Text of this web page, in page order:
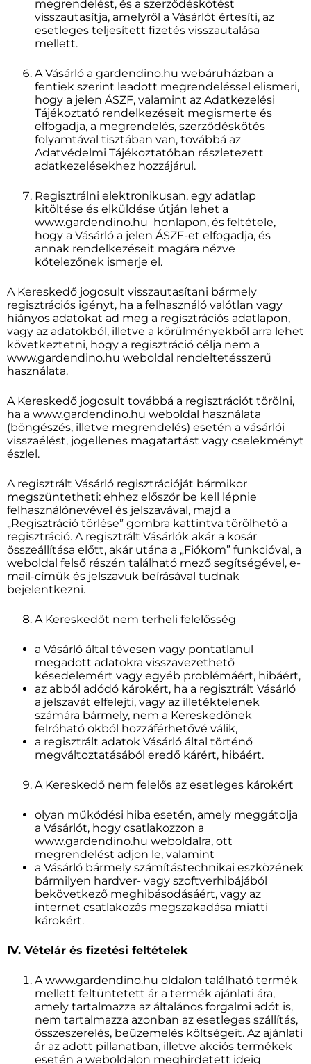
megrendelést, és a szerződéskötést
visszautasítja, amelyről a Vásárlót értesíti, az
esetleges teljesített fizetés visszautalása
mellett.
A Vásárló a gardendino.hu webáruházban a
fentiek szerint leadott megrendeléssel elismeri,
hogy a jelen ÁSZF, valamint az Adatkezelési
Tájékoztató rendelkezéseit megismerte és
elfogadja, a megrendelés, szerződéskötés
folyamtával tisztában van, továbbá az
Adatvédelmi Tájékoztatóban részletezett
adatkezelésekhez hozzájárul.
Regisztrálni elektronikusan, egy adatlap
kitöltése és elküldése útján lehet a
www.gardendino.hu honlapon, és feltétele,
hogy a Vásárló a jelen ÁSZF-et elfogadja, és
annak rendelkezéseit magára nézve
kötelezőnek ismerje el.
A Kereskedő jogosult visszautasítani bármely
regisztrációs igényt, ha a felhasználó valótlan vagy
hiányos adatokat ad meg a regisztrációs adatlapon,
vagy az adatokból, illetve a körülményekből arra lehet
következtetni, hogy a regisztráció célja nem a
www.gardendino.hu weboldal rendeltetésszerű
használata.
A Kereskedő jogosult továbbá a regisztrációt törölni,
ha a www.gardendino.hu weboldal használata
(böngészés, illetve megrendelés) esetén a vásárlói
visszaélést, jogellenes magatartást vagy cselekményt
észlel.
A regisztrált Vásárló regisztrációját bármikor
megszüntetheti: ehhez először be kell lépnie
felhasználónevével és jelszavával, majd a
„Regisztráció törlése” gombra kattintva törölhető a
regisztráció. A regisztrált Vásárlók akár a kosár
összeállítása előtt, akár utána a „Fiókom” funkcióval, a
weboldal felső részén található mező segítségével, e-
mail-címük és jelszavuk beírásával tudnak
bejelentkezni.
A Kereskedőt nem terheli felelősség
a Vásárló által tévesen vagy pontatlanul
megadott adatokra visszavezethető
késedelemért vagy egyéb problémáért, hibáért,
az abból adódó károkért, ha a regisztrált Vásárló
a jelszavát elfelejti, vagy az illetéktelenek
számára bármely, nem a Kereskedőnek
felróható okból hozzáférhetővé válik,
a regisztrált adatok Vásárló által történő
megváltoztatásából eredő kárért, hibáért.
A Kereskedő nem felelős az esetleges károkért
olyan működési hiba esetén, amely meggátolja
a Vásárlót, hogy csatlakozzon a
www.gardendino.hu weboldalra, ott
megrendelést adjon le, valamint
a Vásárló bármely számítástechnikai eszközének
bármilyen hardver- vagy szoftverhibájából
bekövetkező meghibásodásáért, vagy az
internet csatlakozás megszakadása miatti
károkért.
IV. Vételár és fizetési feltételek
A www.gardendino.hu oldalon található termék
mellett feltüntetett ár a termék ajánlati ára,
amely tartalmazza az általános forgalmi adót is,
nem tartalmazza azonban az esetleges szállítás,
összeszerelés, beüzemelés költségeit. Az ajánlati
ár az adott pillanatban, illetve akciós termékek
esetén a weboldalon meghirdetett ideig